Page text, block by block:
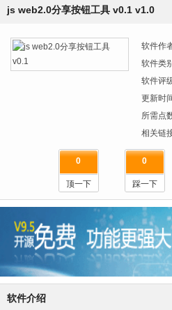
js web2.0分享按钮工具 v0.1 v1.0
软件作
软件类
软件评
更新时
所需点
相关链
0
顶一下
0
踩一下
软件介绍